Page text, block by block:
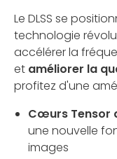
Le DLSS se
technologie
accélérer la
et améliorer la
profitez d'une
Cœurs Tensor
une nouvelle
images